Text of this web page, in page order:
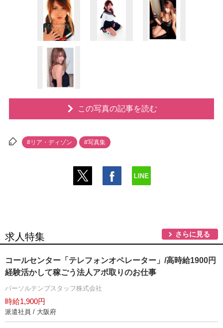
この写真の記事を読む
#リア・ディゾン #写真集
求人特集 さらに見る
コールセンター「テレフォンオペレーター」/高時給1900円
経験活かして稼ごう法人アポ取りのお仕事
パーソルテンプスタッフ株式会社
時給1,900円
派遣社員 / 大阪府